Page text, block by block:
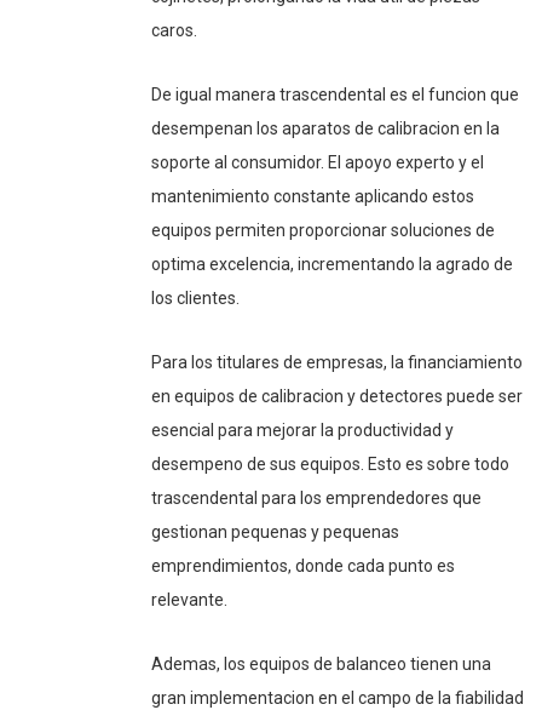
caros.
De igual manera trascendental es el funcion que
desempenan los aparatos de calibracion en la
soporte al consumidor. El apoyo experto y el
mantenimiento constante aplicando estos
equipos permiten proporcionar soluciones de
optima excelencia, incrementando la agrado de
los clientes.
Para los titulares de empresas, la financiamiento
en equipos de calibracion y detectores puede ser
esencial para mejorar la productividad y
desempeno de sus equipos. Esto es sobre todo
trascendental para los emprendedores que
gestionan pequenas y pequenas
emprendimientos, donde cada punto es
relevante.
Ademas, los equipos de balanceo tienen una
gran implementacion en el campo de la fiabilidad